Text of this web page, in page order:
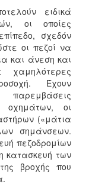
ειδικά
οι οποίες
σχεδόν
οι πεζοί να
και άνεση και
Έχουν
οχημάτων, οι
(«μάτια
σημάνσεων.
πεζοδρομίων
κατασκευή των
βροχής που